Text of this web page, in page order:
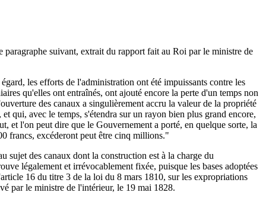
suivant, extrait du rapport fait au Roi par le ministre de
les efforts de l'administration ont été impuissants contre les
qu'elles ont entraînés, ont ajouté encore la perte d'un temps non
des canaux a singulièrement accru la valeur de la propriété
qui, avec le temps, s'étendra sur un rayon bien plus grand encore,
et l'on peut dire que le Gouvernement a porté, en quelque sorte, la
francs, excéderont peut être cinq millions."
sujet des canaux dont la construction est à la charge du
légalement et irrévocablement fixée, puisque les bases adoptées
16 du titre 3 de la loi du 8 mars 1810, sur les expropriations
par le ministre de l'intérieur, le 19 mai 1828.